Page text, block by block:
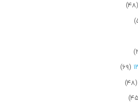
(۴۸)
(۶۹)
(۴۸)